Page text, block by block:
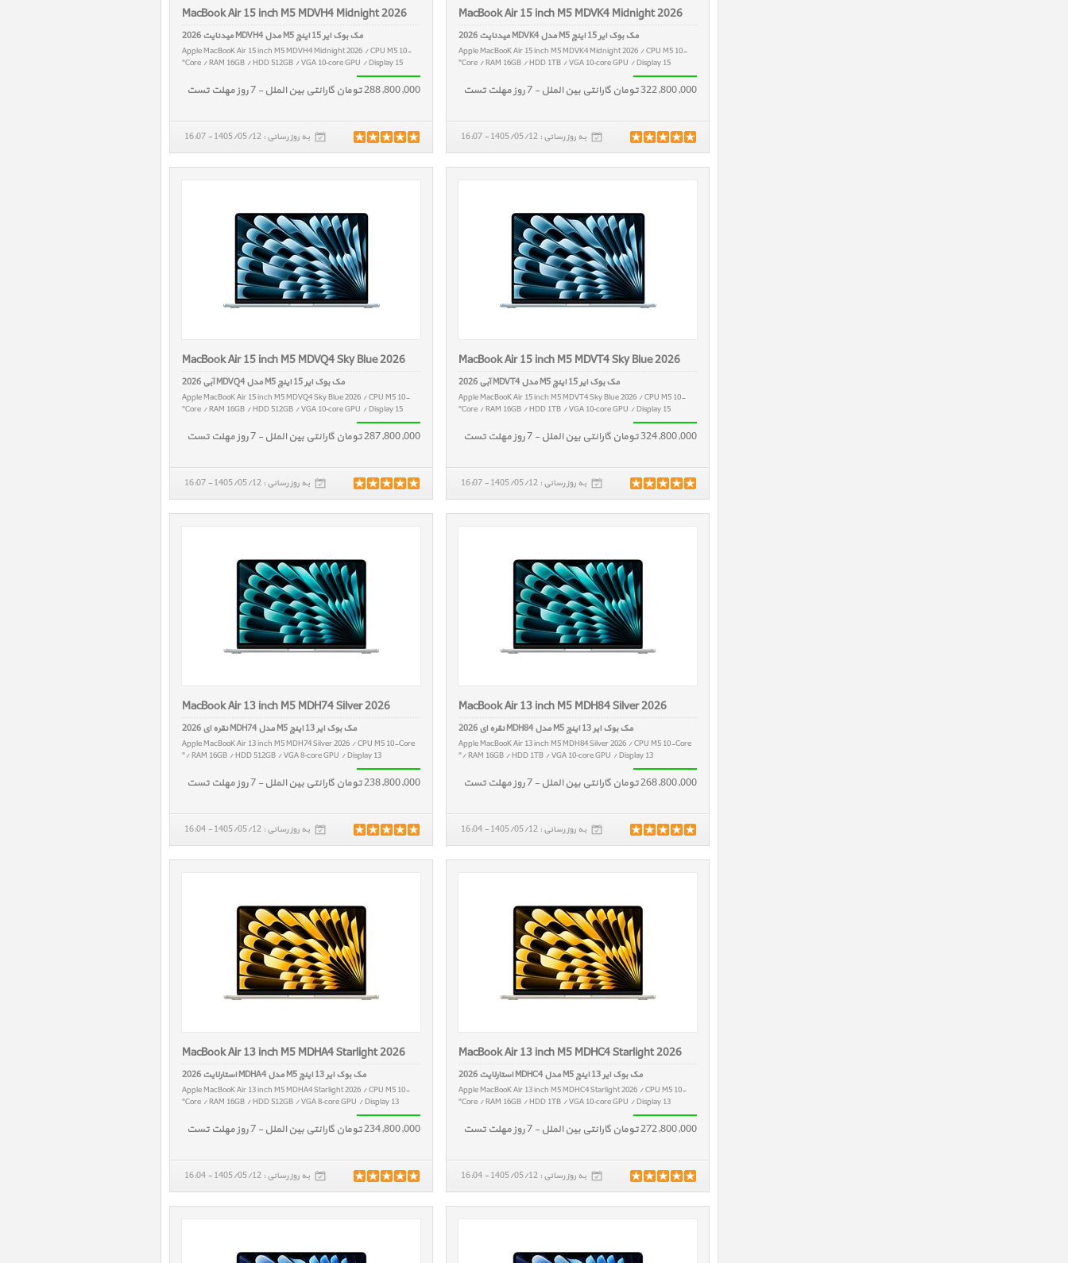
MacBook Air 15 inch M5 MDVK4 Midnight 2026
مک بوک ایر 15 اینچ M5 مدل MDVK4 میدنایت 2026
Apple MacBooK Air 15 inch M5 MDVK4 Midnight 2026 / CPU M5 10-
Core / RAM 16GB / HDD 1TB / VGA 10‑core GPU / Display 15"
322,800,000 تومان گارانتی بین الملل - 7 روز مهلت تست
به روز رسانی : 1405/05/12 - 16:07
MacBook Air 15 inch M5 MDVH4 Midnight 2026
مک بوک ایر 15 اینچ M5 مدل MDVH4 میدنایت 2026
Apple MacBooK Air 15 inch M5 MDVH4 Midnight 2026 / CPU M5 10-
Core / RAM 16GB / HDD 512GB / VGA 10‑core GPU / Display 15"
288,800,000 تومان گارانتی بین الملل - 7 روز مهلت تست
به روز رسانی : 1405/05/12 - 16:07
MacBook Air 15 inch M5 MDVT4 Sky Blue 2026
مک بوک ایر 15 اینچ M5 مدل MDVT4 آبی 2026
Apple MacBooK Air 15 inch M5 MDVT4 Sky Blue 2026 / CPU M5 10-
Core / RAM 16GB / HDD 1TB / VGA 10‑core GPU / Display 15"
324,800,000 تومان گارانتی بین الملل - 7 روز مهلت تست
به روز رسانی : 1405/05/12 - 16:07
MacBook Air 15 inch M5 MDVQ4 Sky Blue 2026
مک بوک ایر 15 اینچ M5 مدل MDVQ4 آبی 2026
Apple MacBooK Air 15 inch M5 MDVQ4 Sky Blue 2026 / CPU M5 10-
Core / RAM 16GB / HDD 512GB / VGA 10‑core GPU / Display 15"
287,800,000 تومان گارانتی بین الملل - 7 روز مهلت تست
به روز رسانی : 1405/05/12 - 16:07
MacBook Air 13 inch M5 MDH84 Silver 2026
مک بوک ایر 13 اینچ M5 مدل MDH84 نقره ای 2026
Apple MacBooK Air 13 inch M5 MDH84 Silver 2026 / CPU M5 10-Core
/ RAM 16GB / HDD 1TB / VGA 10‑core GPU / Display 13"
268,800,000 تومان گارانتی بین الملل - 7 روز مهلت تست
به روز رسانی : 1405/05/12 - 16:04
MacBook Air 13 inch M5 MDH74 Silver 2026
مک بوک ایر 13 اینچ M5 مدل MDH74 نقره ای 2026
Apple MacBooK Air 13 inch M5 MDH74 Silver 2026 / CPU M5 10-Core
/ RAM 16GB / HDD 512GB / VGA 8‑core GPU / Display 13"
238,800,000 تومان گارانتی بین الملل - 7 روز مهلت تست
به روز رسانی : 1405/05/12 - 16:04
MacBook Air 13 inch M5 MDHC4 Starlight 2026
مک بوک ایر 13 اینچ M5 مدل MDHC4 استارلایت 2026
Apple MacBooK Air 13 inch M5 MDHC4 Starlight 2026 / CPU M5 10-
Core / RAM 16GB / HDD 1TB / VGA 10‑core GPU / Display 13"
272,800,000 تومان گارانتی بین الملل - 7 روز مهلت تست
به روز رسانی : 1405/05/12 - 16:04
MacBook Air 13 inch M5 MDHA4 Starlight 2026
مک بوک ایر 13 اینچ M5 مدل MDHA4 استارلایت 2026
Apple MacBooK Air 13 inch M5 MDHA4 Starlight 2026 / CPU M5 10-
Core / RAM 16GB / HDD 512GB / VGA 8‑core GPU / Display 13"
234,800,000 تومان گارانتی بین الملل - 7 روز مهلت تست
به روز رسانی : 1405/05/12 - 16:04